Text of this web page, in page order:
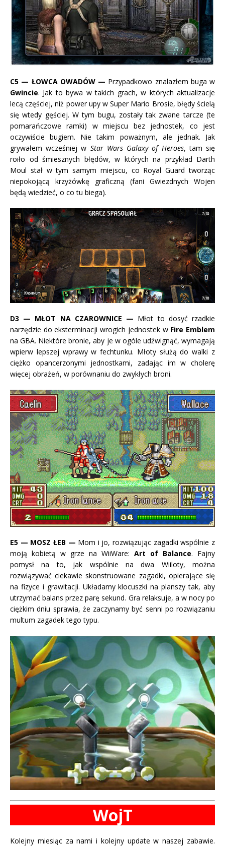
C5 — ŁOWCA OWADÓW — Przypadkowo znalazłem buga w
Gwincie. Jak to bywa w takich grach, w których aktualizacje
lecą częściej, niż power upy w Super Mario Brosie, błędy ścielą
się wtedy gęściej. W tym bugu, zostały tak zwane tarcze (te
pomarańczowe ramki) w miejscu bez jednostek, co jest
oczywiście bugiem. Nie takim poważnym, ale jednak. Jak
grywałem wcześniej w Star Wars Galaxy of Heroes, tam się
roiło od śmiesznych błędów, w których na przykład Darth
Moul stał w tym samym miejscu, co Royal Guard tworząc
niepokojącą krzyżówkę graficzną (fani Gwiezdnych Wojen
będą wiedzieć, o co tu biega).
D3 — MŁOT NA CZAROWNICE — Młot to dosyć rzadkie
narzędzie do eksterminacji wrogich jednostek w Fire Emblem
na GBA. Niektóre bronie, aby je w ogóle udźwignąć, wymagają
wpierw lepszej wprawy w fechtunku. Młoty służą do walki z
ciężko opancerzonymi jednostkami, zadając im w cholerę
więcej obrażeń, w porównaniu do zwykłych broni.
E5 — MOSZ ŁEB — Mom i jo, rozwiązując zagadki wspólnie z
moją kobietą w grze na WiiWare: Art of Balance. Fajny
pomysł na to, jak wspólnie na dwa Wiiloty, można
rozwiązywać ciekawie skonstruowane zagadki, opierające się
na fizyce i grawitacji. Układamy klocuszki na planszy tak, aby
utrzymać balans przez parę sekund. Gra relaksuje, a w nocy po
ciężkim dniu sprawia, że zaczynamy być senni po rozwiązaniu
multum zagadek tego typu.
WojT
Kolejny miesiąc za nami i kolejny update w naszej zabawie.